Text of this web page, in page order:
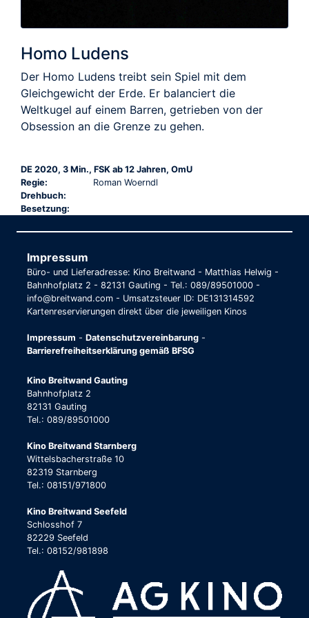
Homo Ludens
Der Homo Ludens treibt sein Spiel mit dem
Gleichgewicht der Erde. Er balanciert die
Weltkugel auf einem Barren, getrieben von der
Obsession an die Grenze zu gehen.
DE 2020, 3 Min., FSK ab 12 Jahren, OmU
Regie:
Roman Woerndl
Drehbuch:
Besetzung:
Impressum
Büro- und Lieferadresse: Kino Breitwand - Matthias Helwig -
Bahnhofplatz 2 - 82131 Gauting - Tel.: 089/89501000 -
info@breitwand.com - Umsatzsteuer ID: DE131314592
Kartenreservierungen direkt über die jeweiligen Kinos
Impressum - Datenschutzvereinbarung -
Barrierefreiheitserklärung gemäß BFSG
Kino Breitwand Gauting
Bahnhofplatz 2
82131 Gauting
Tel.: 089/89501000
Kino Breitwand Starnberg
Wittelsbacherstraße 10
82319 Starnberg
Tel.: 08151/971800
Kino Breitwand Seefeld
Schlosshof 7
82229 Seefeld
Tel.: 08152/981898